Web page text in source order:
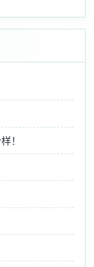
！